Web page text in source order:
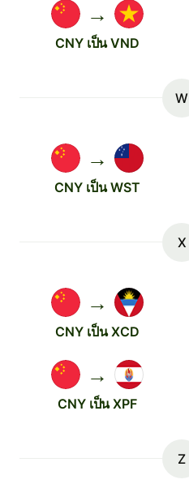
→
CNY เป็น VND
W
→
CNY เป็น WST
X
→
CNY เป็น XCD
→
CNY เป็น XPF
Z